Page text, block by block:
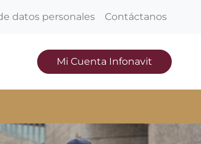
datos personales Contáctanos
Mi Cuenta Infonavit